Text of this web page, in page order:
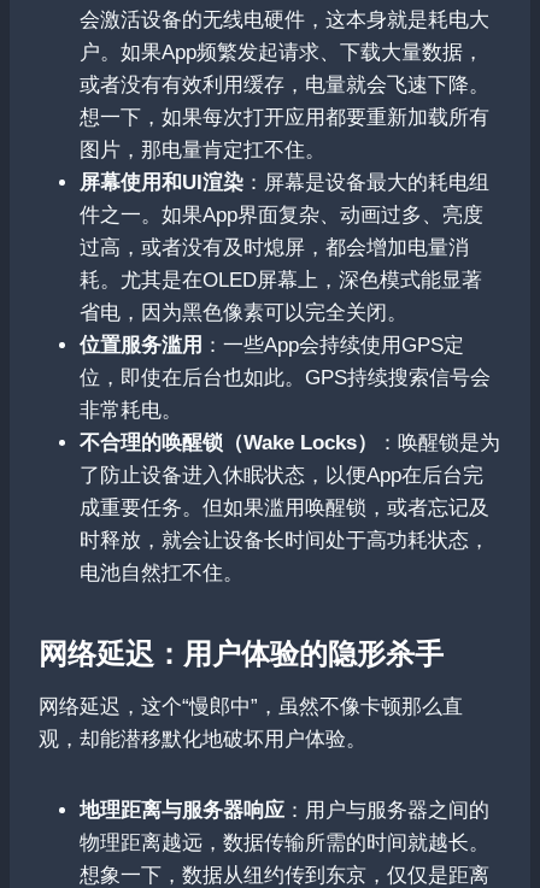
会激活设备的无线电硬件，这本身就是耗电大
户。如果App频繁发起请求、下载大量数据，
或者没有有效利用缓存，电量就会飞速下降。
想一下，如果每次打开应用都要重新加载所有
图片，那电量肯定扛不住。
屏幕使用和UI渲染 ：屏幕是设备最大的耗电组
件之一。如果App界面复杂、动画过多、亮度
过高，或者没有及时熄屏，都会增加电量消
耗。尤其是在OLED屏幕上，深色模式能显著
省电，因为黑色像素可以完全关闭。
位置服务滥用 ：一些App会持续使用GPS定
位，即使在后台也如此。GPS持续搜索信号会
非常耗电。
不合理的唤醒锁（Wake Locks）
：唤醒锁是为
了防止设备进入休眠状态，以便App在后台完
成重要任务。但如果滥用唤醒锁，或者忘记及
时释放，就会让设备长时间处于高功耗状态，
电池自然扛不住。
网络延迟：用户体验的隐形杀手
网络延迟，这个“慢郎中”，虽然不像卡顿那么直
观，却能潜移默化地破坏用户体验。
地理距离与服务器响应 ：用户与服务器之间的
物理距离越远，数据传输所需的时间就越长。
想象一下，数据从纽约传到东京，仅仅是距离